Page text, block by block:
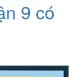
9 có